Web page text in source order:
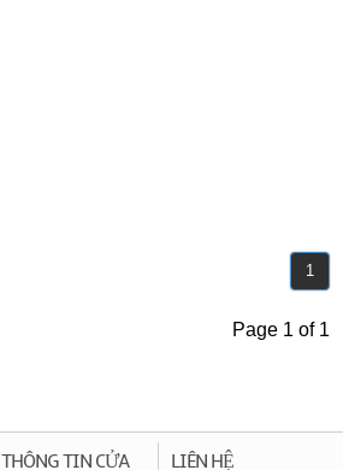
1
Page 1 of 1
THÔNG TIN CỬA LIÊN HỆ